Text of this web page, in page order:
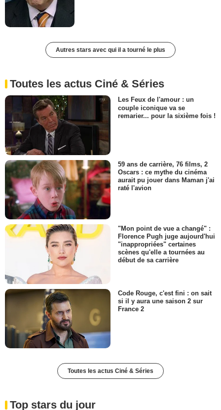
Autres stars avec qui il a tourné le plus
Toutes les actus Ciné & Séries
Les Feux de l'amour : un
couple iconique va se
remarier... pour la sixième fois !
59 ans de carrière, 76 films, 2
Oscars : ce mythe du cinéma
aurait pu jouer dans Maman j'ai
raté l'avion
"Mon point de vue a changé" :
Florence Pugh juge aujourd'hui
"inappropriées" certaines
scènes qu'elle a tournées au
début de sa carrière
Code Rouge, c'est fini : on sait
si il y aura une saison 2 sur
France 2
Toutes les actus Ciné & Séries
Top stars du jour